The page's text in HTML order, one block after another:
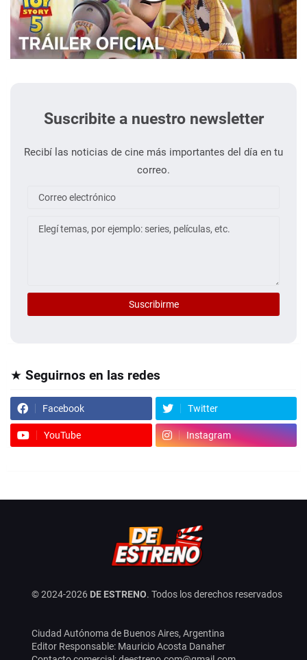
Suscribite a nuestro newsletter
Recibí las noticias de cine más importantes del día en tu
correo.
★ Seguirnos en las redes
Facebook Twitter
YouTube Instagram
© 2024-2026 DE ESTRENO. Todos los derechos reservados
Ciudad Autónoma de Buenos Aires, Argentina
Editor Responsable: Mauricio Acosta Danaher